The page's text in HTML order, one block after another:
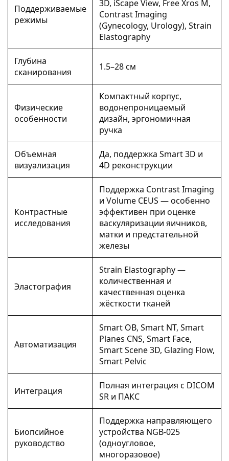
Поддерживаемые
режимы
3D, iScape View, Free Xros M,
Contrast Imaging
(Gynecology, Urology), Strain
Elastography
Глубина
сканирования
1.5–28 см
Физические
особенности
Компактный корпус,
водонепроницаемый
дизайн, эргономичная
ручка
Объемная
визуализация
Да, поддержка Smart 3D и
4D реконструкции
Контрастные
исследования
Поддержка Contrast Imaging
и Volume CEUS — особенно
эффективен при оценке
васкуляризации яичников,
матки и предстательной
железы
Эластография
Strain Elastography —
количественная и
качественная оценка
жёсткости тканей
Автоматизация
Smart OB, Smart NT, Smart
Planes CNS, Smart Face,
Smart Scene 3D, Glazing Flow,
Smart Pelvic
Интеграция
Полная интеграция с DICOM
SR и ПАКС
Биопсийное
руководство
Поддержка направляющего
устройства NGB-025
(одноугловое,
многоразовое)